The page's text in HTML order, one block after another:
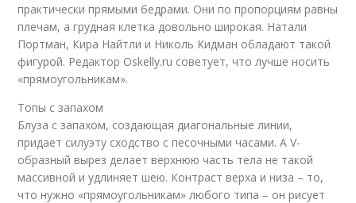
практически прямыми бедрами. Они по пропорциям равны
плечам, а грудная клетка довольно широкая. Натали
Портман, Кира Найтли и Николь Кидман обладают такой
фигурой. Редактор Oskelly.ru советует, что лучше носить
«прямоугольникам».
Топы с запахом
Блуза с запахом, создающая диагональные линии,
придает силуэту сходство с песочными часами. А V-
образный вырез делает верхнюю часть тела не такой
массивной и удлиняет шею. Контраст верха и низа – то,
что нужно «прямоугольникам» любого типа – он рисует